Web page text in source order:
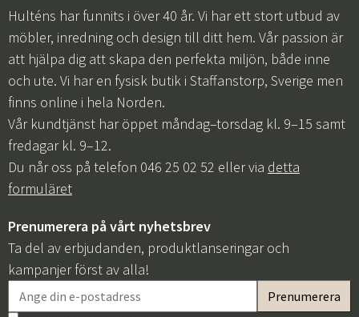
Hulténs har funnits i över 40 år. Vi har ett stort utbud av
möbler, inredning och design till ditt hem. Vår passion är
att hjälpa dig att skapa den perfekta miljön, både inne
och ute. Vi har en fysisk butik i Staffanstorp, Sverige men
finns online i hela Norden.
Vår kundtjänst har öppet måndag–torsdag kl. 9–15 samt
fredagar kl. 9–12.
Du når oss på telefon 046 25 02 52 eller via detta
formuläret
Prenumerera på vårt nyhetsbrev
Ta del av erbjudanden, produktlanseringar och
kampanjer först av alla!